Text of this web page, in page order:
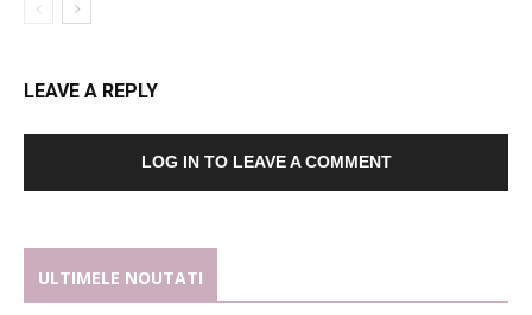
LEAVE A REPLY
LOG IN TO LEAVE A COMMENT
ULTIMELE NOUTATI